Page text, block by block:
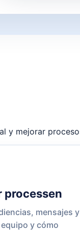
y mejorar
processen
mensajes y
y cómo